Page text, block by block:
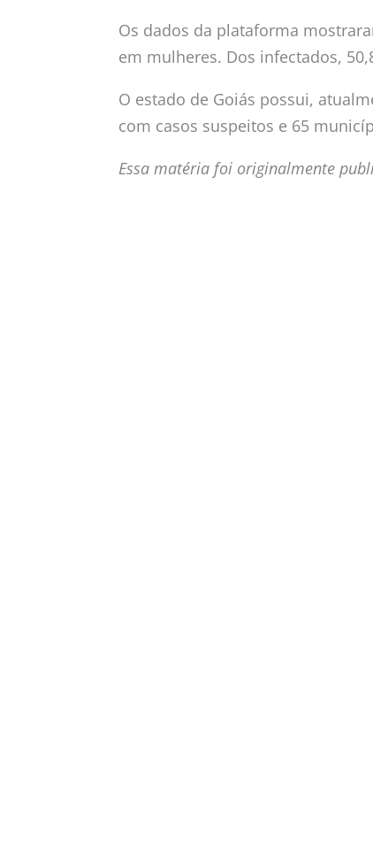
Os dados da plataforma
em mulheres. Dos infectados,
O estado de Goiás possui,
com casos suspeitos e 65
Essa matéria foi originalmente